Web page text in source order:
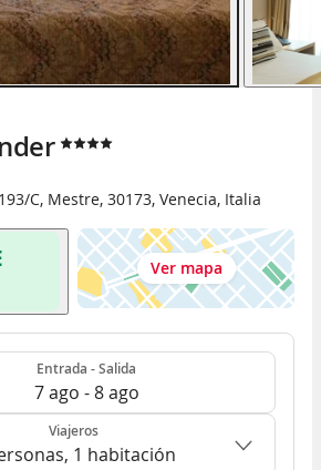
C, Mestre, 30173, Venecia, Italia
Ver mapa
Entrada - Salida
7 ago - 8 ago
1 habitación
Viajeros
1 habitación